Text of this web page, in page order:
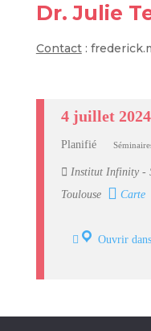
Dr. Julie
Contact:
4 juillet 2024
Planifié
Institut Infinity -
Toulouse
Carte
Ouvrir